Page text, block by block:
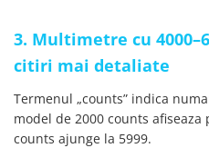
Sigurante Automate
Sigurante Fuzibile
Sigurante Diferentiale RCBO
Protectii diferentiale RCCB
Dispozitive AFDD detectare
3. Multimetre cu
citiri mai detaliate
Termenul „counts” indica
model de 2000 counts
counts ajunge la 5999.